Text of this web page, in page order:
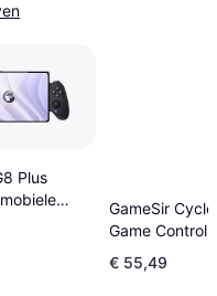
Plus
iOS,
GameSir
Game
Standaard
€ 55,49